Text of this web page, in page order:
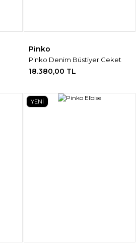
Pinko
Pinko Denim Büstiyer Ceket
18.380,00 TL
YENİ